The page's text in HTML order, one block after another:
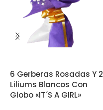
6 Gerberas Rosadas Y 2
Liliums Blancos Con
Globo «IT´S A GIRL»